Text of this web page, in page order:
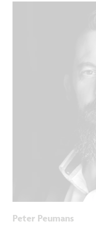
Peter Peumans